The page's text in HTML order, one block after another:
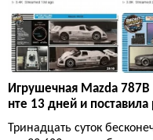
Игрушечная Mazda
нте 13 дней и
Тринадцать суток